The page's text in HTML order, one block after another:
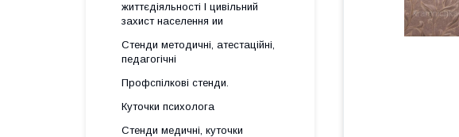
життєдіяльності І цивільний
захист населення ии
Стенди методичні, атестаційні,
педагогічні
Профспілкові стенди.
Куточки психолога
Стенди медичні, куточки